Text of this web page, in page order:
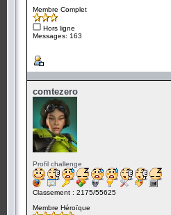
Membre Complet
Hors ligne
Messages: 163
comtezero
Profil challenge
Classement : 2175/55625
Membre Héroïque